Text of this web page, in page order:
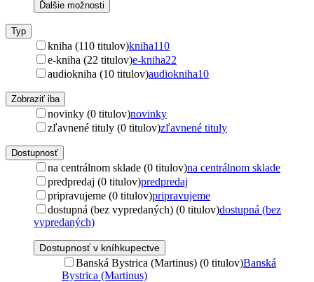
Ďalšie možnosti
Typ
kniha (110 titulov)kniha110
e-kniha (22 titulov)e-kniha22
audiokniha (10 titulov)audiokniha10
Zobraziť iba
novinky (0 titulov)novinky
zľavnené tituly (0 titulov)zľavnené tituly
Dostupnosť
na centrálnom sklade (0 titulov)na centrálnom sklade
predpredaj (0 titulov)predpredaj
pripravujeme (0 titulov)pripravujeme
dostupná (bez vypredaných) (0 titulov)dostupná (bez
vypredaných)
Dostupnosť v kníhkupectve
Banská Bystrica (Martinus) (0 titulov)Banská
Bystrica (Martinus)